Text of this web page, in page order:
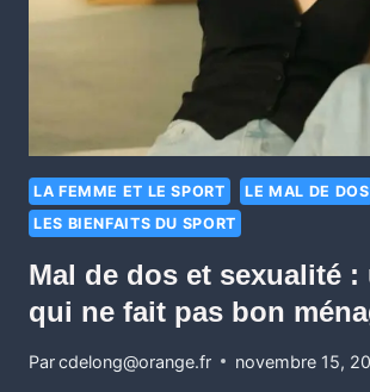
LA FEMME ET LE SPORT
LE MAL DE DOS
LES BIENFAITS DU SPORT
Mal de dos et sexualité :
qui ne fait pas bon
Parcdelong@orange.fr novembre 15,